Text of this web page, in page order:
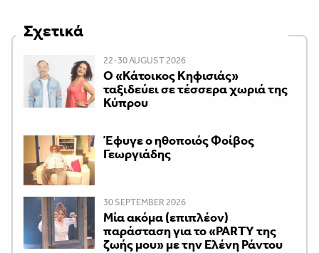
Σχετικά
22-30 AUGUST 2026
Ο «Κάτοικος Κηφισιάς»
ταξιδεύει σε τέσσερα χωριά της
Κύπρου
Έφυγε ο ηθοποιός Φοίβος
Γεωργιάδης
30 SEPTEMBER 2026
Μία ακόμα (επιπλέον)
παράσταση για το «PARTY της
ζωής μου» με την Ελένη Ράντου